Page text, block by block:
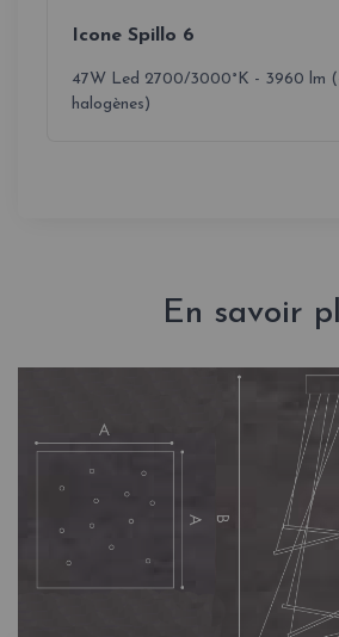
Icone Spillo 6
47W Led 2700/3000°K - 3960 lm
halogènes)
En savoir